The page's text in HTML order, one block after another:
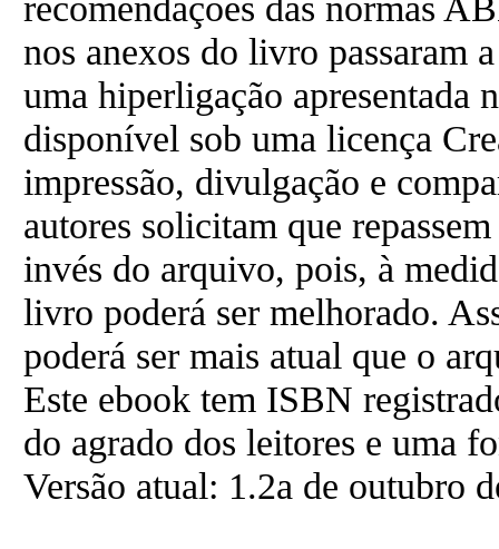
nos anexos do livro passaram
uma hiperligação apresentada
disponível sob uma licença
impressão, divulgação e
autores solicitam que
invés do arquivo, pois, à
livro poderá ser melhorado.
poderá ser mais atual que o
Este ebook tem ISBN
do agrado dos leitores e uma
Versão atual: 1.2a de outubro